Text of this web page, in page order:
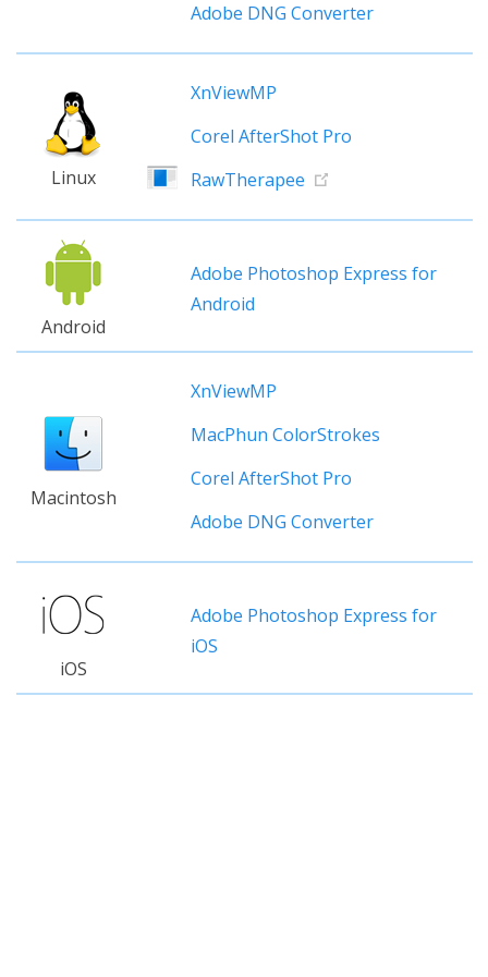
Adobe DNG Converter
Linux
XnViewMP
Corel AfterShot Pro
RawTherapee
Android
Adobe Photoshop Express for
Android
Macintosh
XnViewMP
MacPhun ColorStrokes
Corel AfterShot Pro
Adobe DNG Converter
iOS
Adobe Photoshop Express for
iOS